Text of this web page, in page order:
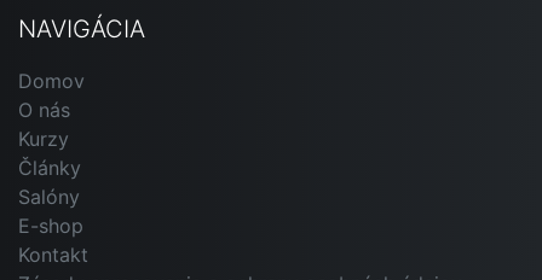
NAVIGÁCIA
Domov
O nás
Kurzy
Články
Salóny
E-shop
Kontakt